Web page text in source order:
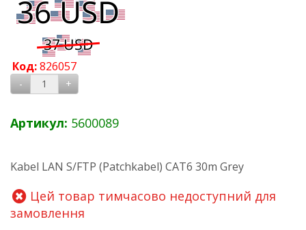
Код:826057
- +
Артикул: 5600089
Kabel LAN S/FTP (Patchkabel) CAT6 30m Grey
Цей товар тимчасово недоступний для
замовлення